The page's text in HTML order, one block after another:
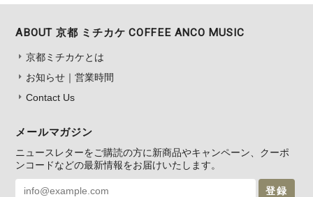
ABOUT 京都 ミチカケ COFFEE ANCO MUSIC
京都ミチカケとは
お知らせ｜営業時間
Contact Us
メールマガジン
ニュースレターをご購読の方に新商品やキャンペーン、クーポ
ンコードなどの最新情報をお届けいたします。
登録